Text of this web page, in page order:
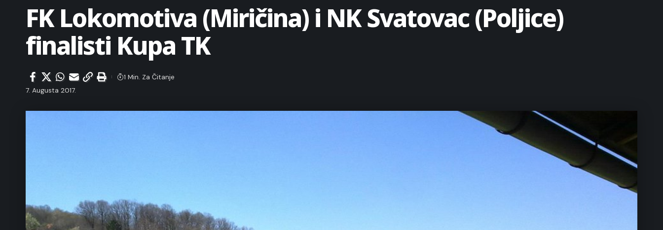
FK Lokomotiva (Miričina) i NK Svatovac (Poljice)
finalisti Kupa TK
7. Augusta 2017.
1 Min. Za Čitanje